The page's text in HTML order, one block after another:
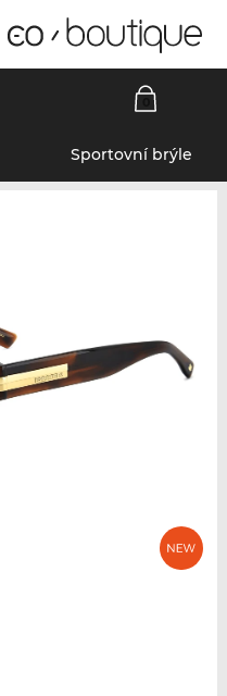
Sportovní brýle